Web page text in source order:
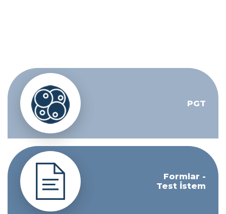
PGT
Formlar -
Test İstem